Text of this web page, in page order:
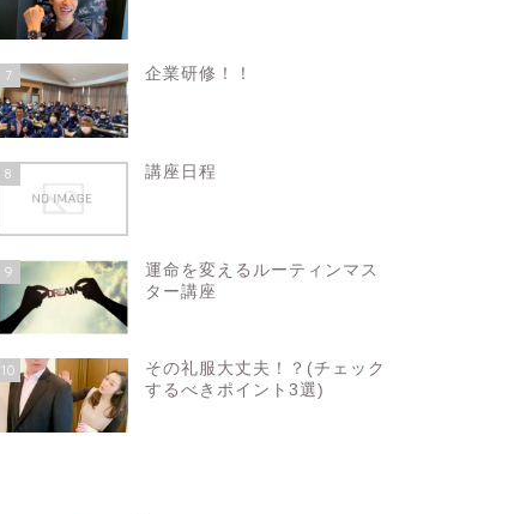
7 企業研修！！
8 講座日程
9
運命を変えるルーティンマス
ター講座
10
その礼服大丈夫！？(チェック
するべきポイント3選)